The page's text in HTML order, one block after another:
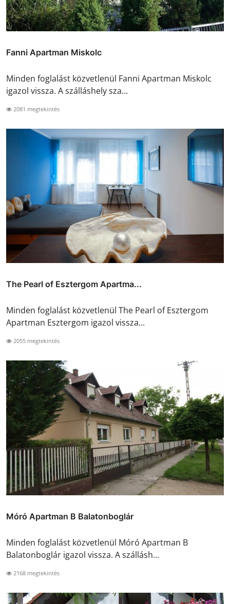
Fanni Apartman Miskolc
Minden foglalást közvetlenül Fanni Apartman Miskolc
igazol vissza. A szálláshely sza...
2081 megtekintés
The Pearl of Esztergom Apartma...
Minden foglalást közvetlenül The Pearl of Esztergom
Apartman Esztergom igazol vissza...
2055 megtekintés
Móró Apartman B Balatonboglár
Minden foglalást közvetlenül Móró Apartman B
Balatonboglár igazol vissza. A szállásh...
2168 megtekintés